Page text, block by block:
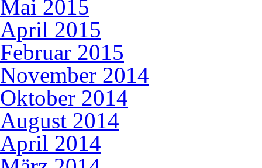
Mai 2015
April 2015
Februar 2015
November 2014
Oktober 2014
August 2014
April 2014